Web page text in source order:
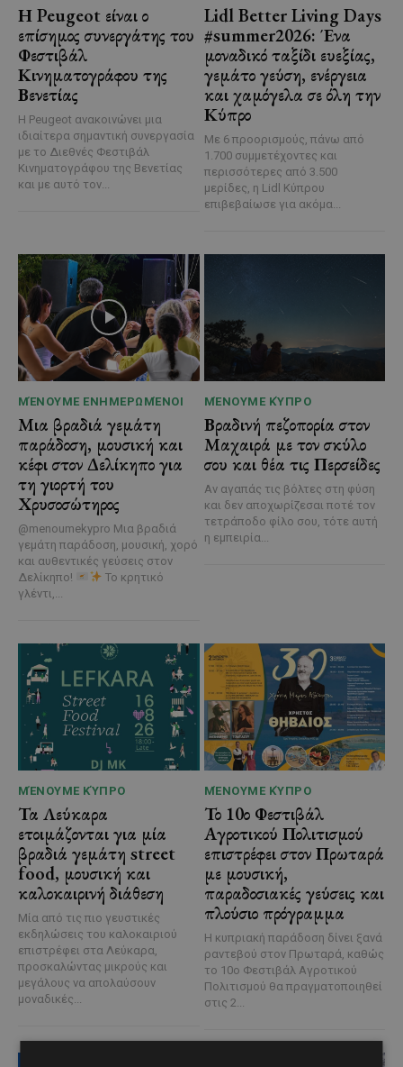
Η Peugeot είναι ο
επίσημος συνεργάτης του
Φεστιβάλ
Κινηματογράφου της
Βενετίας
Η Peugeot ανακοινώνει μια
ιδιαίτερα σημαντική συνεργασία
με το Διεθνές Φεστιβάλ
Κινηματογράφου της Βενετίας
και με αυτό τον...
Lidl Better Living Days
#summer2026: Ένα
μοναδικό ταξίδι ευεξίας,
γεμάτο γεύση, ενέργεια
και χαμόγελα σε όλη την
Κύπρο
Με 6 προορισμούς, πάνω από
1.700 συμμετέχοντες και
περισσότερες από 3.500
μερίδες, η Lidl Κύπρου
επιβεβαίωσε για ακόμα...
ΜΈΝΟΥΜΕ ΕΝΗΜΕΡΩΜΈΝΟΙ
Μια βραδιά γεμάτη
παράδοση, μουσική και
κέφι στον Δελίκηπο για
τη γιορτή του
Χρυσοσώτηρος
@menoumekypro Μια βραδιά
γεμάτη παράδοση, μουσική, χορό
και αυθεντικές γεύσεις στον
Δελίκηπο!
Το κρητικό
γλέντι,...
ΜΈΝΟΥΜΕ ΚΎΠΡΟ
Βραδινή πεζοπορία στον
Μαχαιρά με τον σκύλο
σου και θέα τις Περσείδες
Αν αγαπάς τις βόλτες στη φύση
και δεν αποχωρίζεσαι ποτέ τον
τετράποδο φίλο σου, τότε αυτή
η εμπειρία...
ΜΈΝΟΥΜΕ ΚΎΠΡΟ
Τα Λεύκαρα
ετοιμάζονται για μία
βραδιά γεμάτη street
food, μουσική και
καλοκαιρινή διάθεση
Μία από τις πιο γευστικές
εκδηλώσεις του καλοκαιριού
επιστρέφει στα Λεύκαρα,
προσκαλώντας μικρούς και
μεγάλους να απολαύσουν
μοναδικές...
ΜΈΝΟΥΜΕ ΚΎΠΡΟ
Το 10ο Φεστιβάλ
Αγροτικού Πολιτισμού
επιστρέφει στον Πρωταρά
με μουσική,
παραδοσιακές γεύσεις και
πλούσιο πρόγραμμα
Η κυπριακή παράδοση δίνει ξανά
ραντεβού στον Πρωταρά, καθώς
το 10ο Φεστιβάλ Αγροτικού
Πολιτισμού θα πραγματοποιηθεί
στις 2...